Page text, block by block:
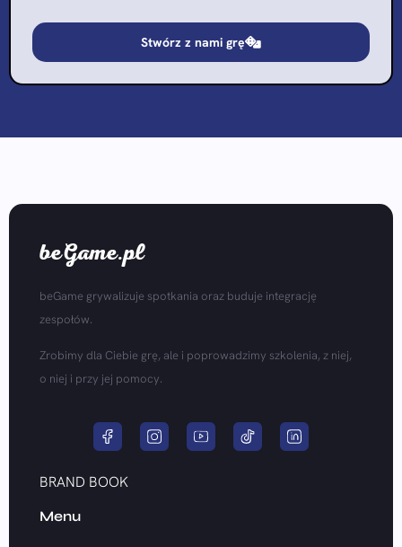
Stwórz z nami grę
beGame.pl
beGame grywalizuje spotkania oraz buduje integrację
zespołów.
Zrobimy dla Ciebie grę, ale i poprowadzimy szkolenia, z niej,
o niej i przy jej pomocy.
BRAND BOOK
Menu